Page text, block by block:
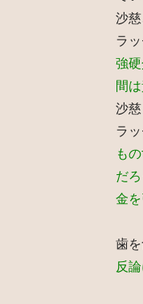
沙
ラ
強
間
沙
ラ
も
だ
金
歯を
反